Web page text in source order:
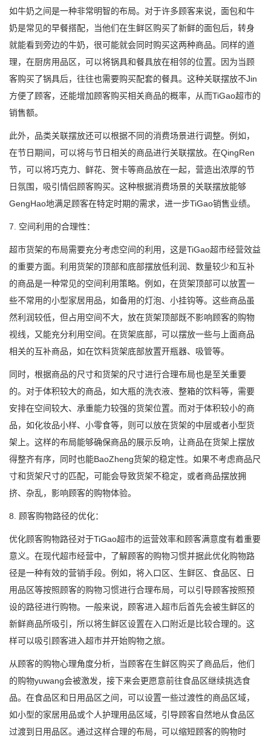
如牛奶之间是一种非常明智的布局。对于许多顾客来说，面包和牛
奶是常见的早餐搭配，当他们在生鲜区购买了新鲜的面包后，转身
就能看到旁边的牛奶，很可能就会同时购买这两种商品。同样的道
理，在厨房用品区，可以将锅具和餐具放在相邻的位置。因为当顾
客购买了锅具后，往往也需要购买配套的餐具。这种关联摆放不Jin
方便了顾客，还能增加顾客购买相关商品的概率，从而TiGao超市的
销售额。
此外，品类关联摆放还可以根据不同的消费场景进行调整。例如，
在节日期间，可以将与节日相关的商品进行关联摆放。在QingRen
节，可以将巧克力、鲜花、贺卡等商品放在一起，营造出浓厚的节
日氛围，吸引情侣顾客购买。这种根据消费场景的关联摆放能够
GengHao地满足顾客在特定时期的需求，进一步TiGao销售业绩。
7. 空间利用的合理性：
超市货架的布局需要充分考虑空间的利用，这是TiGao超市经营效益
的重要方面。利用货架的顶部和底部摆放低利润、数量较少和互补
的商品是一种常见的空间利用策略。例如，在货架顶部可以放置一
些不常用的小型家居用品，如备用的灯泡、小挂钩等。这些商品虽
然利润较低，但占用空间不大，放在货架顶部既不影响顾客的购物
视线，又能充分利用空间。在货架底部，可以摆放一些与上面商品
相关的互补商品，如在饮料货架底部放置开瓶器、吸管等。
同时，根据商品的尺寸和货架的尺寸进行合理布局也是至关重要
的。对于体积较大的商品，如大瓶的洗衣液、整箱的饮料等，需要
安排在空间较大、承重能力较强的货架位置。而对于体积较小的商
品，如化妆品小样、小零食等，则可以放在货架的中层或者小型货
架上。这样的布局能够确保商品的展示反响，让商品在货架上摆放
得整齐有序，同时也能BaoZheng货架的稳定性。如果不考虑商品尺
寸和货架尺寸的匹配，可能会导致货架不稳定，或者商品摆放拥
挤、杂乱，影响顾客的购物体验。
8. 顾客购物路径的优化：
优化顾客购物路径对于TiGao超市的运营效率和顾客满意度有着重要
意义。在现代超市经营中，了解顾客的购物习惯并据此优化购物路
径是一种有效的营销手段。例如，将入口区、生鲜区、食品区、日
用品区等按照顾客的购物习惯进行合理布局，可以引导顾客按照预
设的路径进行购物。一般来说，顾客进入超市后首先会被生鲜区的
新鲜商品所吸引，所以将生鲜区设置在入口附近是比较合理的。这
样可以吸引顾客进入超市并开始购物之旅。
从顾客的购物心理角度分析，当顾客在生鲜区购买了商品后，他们
的购物yuwang会被激发，接下来会更愿意前往食品区继续挑选食
品。在食品区和日用品区之间，可以设置一些过渡性的商品区域，
如小型的家居用品或个人护理用品区域，引导顾客自然地从食品区
过渡到日用品区。通过这样合理的布局，可以缩短顾客的购物时